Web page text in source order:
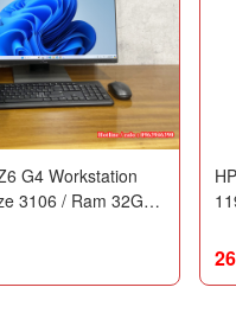
G4 Workstation
3106 / Ram 32GB /